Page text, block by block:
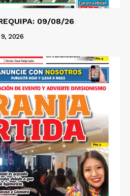
09/08/26
2026